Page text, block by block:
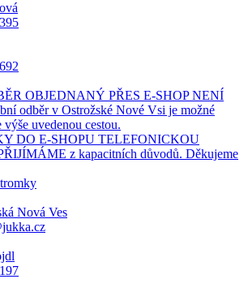
OBJEDNANÝ PŘES E-SHOP NENÍ
odběr v Ostrožské Nové Vsi je možné
výše uvedenou cestou.
DO E-SHOPU TELEFONICKOU
z kapacitních důvodů. Děkujeme
Nová Ves